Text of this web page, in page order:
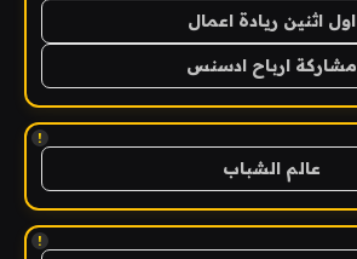
اول اثنين ريادة اعمال
مشاركة ارباح ادسنس
!
عالم الشباب
!